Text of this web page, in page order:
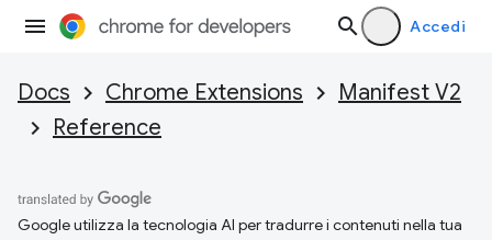
Accedi
Docs Chrome Extensions
Manifest V2
Reference
Google utilizza la tecnologia AI per tradurre i contenuti nella tua